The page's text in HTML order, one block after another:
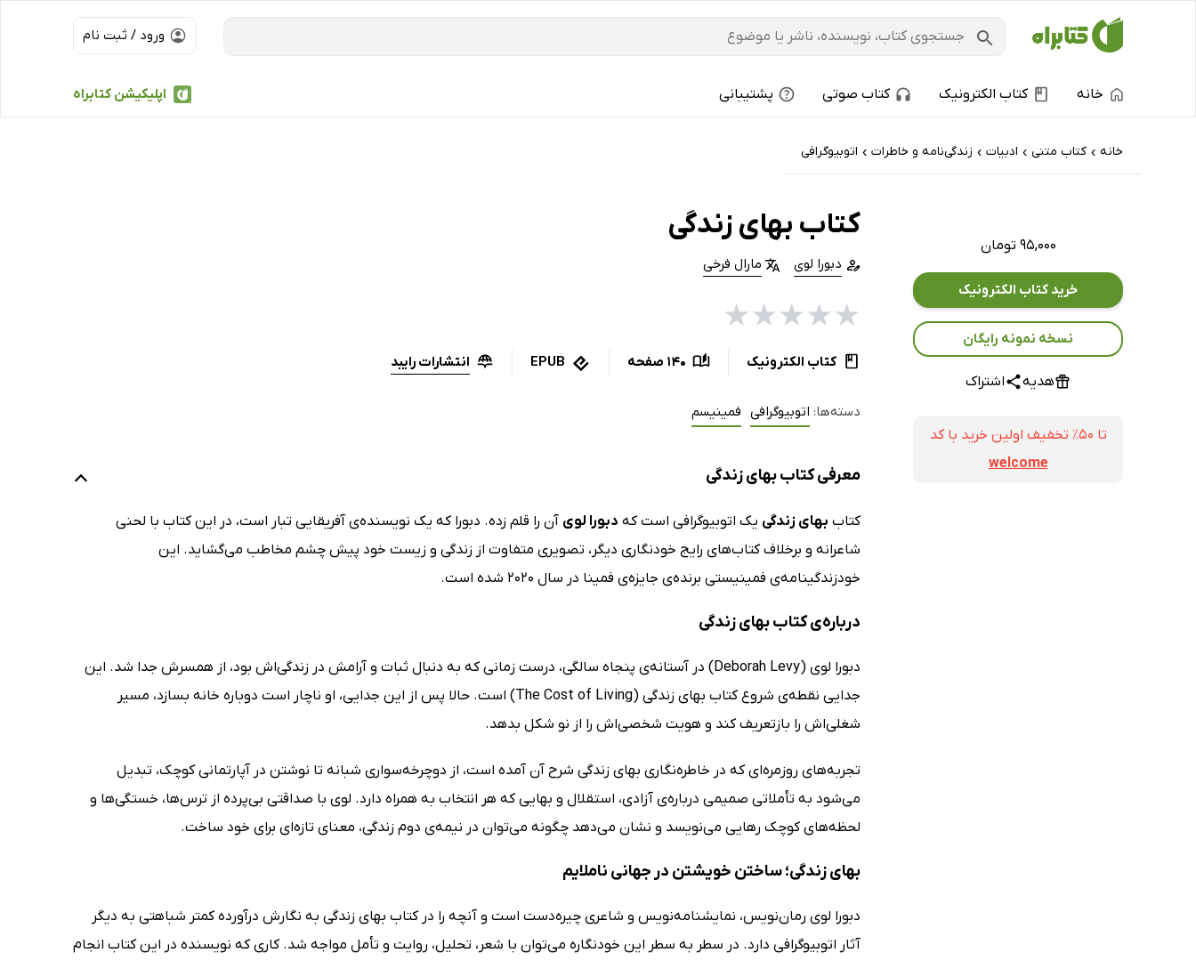
ورود / ثبت نام
اپلیکیشن کتابراه خانه کتاب الکترونیک کتاب صوتی پشتیبانی
خانه › کتاب‌ متنی › ادبیات › زندگی‌نامه و خاطرات › اتوبیوگرافی
۹۵,۰۰۰ تومان
خرید کتاب الکترونیک
نسخه نمونه رایگان
هدیه اشتراک
تا ۵۰٪ تخفیف اولین خرید با کد
welcome
کتاب بهای زندگی
دبورا لوی مارال فرخى
★
★
★
★
★
کتاب الکترونیک 140 صفحه EPUB انتشارات رایبد
دسته‌ها: اتوبیوگرافی فمینیسم
معرفی کتاب بهای زندگی
کتاب بهای زندگی یک اتوبیوگرافی است که دبورا لوی آن را قلم زده. دبورا که یک نویسنده‌ی آفریقایی تبار است، در این کتاب با لحنی
شاعرانه و برخلاف کتاب‌های رایج خودنگاری دیگر، تصویری متفاوت از زندگی و زیست خود پیش چشم مخاطب می‌گشاید. این
خودزندگینامه‌ی فمینیستی برنده‌ی جایزه‌ی فمینا در سال 2020 شده است.
درباره‌ی کتاب بهای زندگی
دبورا لوی (Deborah Levy) در آستانه‌ی پنجاه سالگی، درست زمانی که به دنبال ثبات و آرامش در زندگی‌اش بود، از همسرش جدا شد. این
جدایی نقطه‌ی شروع کتاب بهای زندگی (The Cost of Living) است. حالا پس از این جدایی، او ناچار است دوباره خانه بسازد، مسیر
شغلی‌اش را بازتعریف کند و هویت شخصی‌اش را از نو شکل بدهد.
تجربه‌های روزمره‌ای که در خاطره‌نگاری بهای زندگی شرح آن آمده است، از دوچرخه‌سواری شبانه تا نوشتن در آپارتمانی کوچک، تبدیل
می‌شود به تأملاتی صمیمی درباره‌ی آزادی، استقلال و بهایی که هر انتخاب به همراه دارد. لوی با صداقتی بی‌پرده از ترس‌ها، خستگی‌ها و
لحظه‌های کوچک رهایی می‌نویسد و نشان می‌دهد چگونه می‌توان در نیمه‌ی دوم زندگی، معنای تازه‌ای برای خود ساخت.
بهای زندگی؛ ساختن خویشتن در جهانی ناملایم
دبورا لوی رمان‌نویس، نمایشنامه‌نویس و شاعری چیره‌دست است و آنچه را در کتاب بهای زندگی به نگارش درآورده کمتر شباهتی به دیگر
آثار اتوبیوگرافی دارد. در سطر به سطر این خودنگاره می‌توان با شعر، تحلیل، روایت و تأمل مواجه شد. کاری که نویسنده در این کتاب انجام